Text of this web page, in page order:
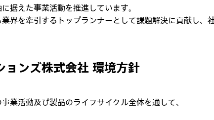
据えた事業活動を推進しています。
界を牽引するトップランナーとして課題解決に貢献し、
ョンズ株式会社 環境方針
業活動及び製品のライフサイクル全体を通して、